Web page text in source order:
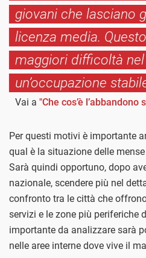
giovani che lasciano
licenza media.
maggiori difficoltà
un’occupazione
Vai a "Che cos’è l’abbandono
Per questi motivi è importante
qual è la situazione delle
Sarà quindi opportuno, dopo
nazionale, scendere più nel
confronto tra le città che
servizi e le zone più periferiche
importante da analizzare sarà
nelle aree interne dove vive il